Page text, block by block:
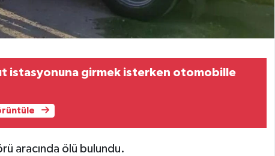
istasyonuna girmek isterken otomobille
aracında ölü bulundu.